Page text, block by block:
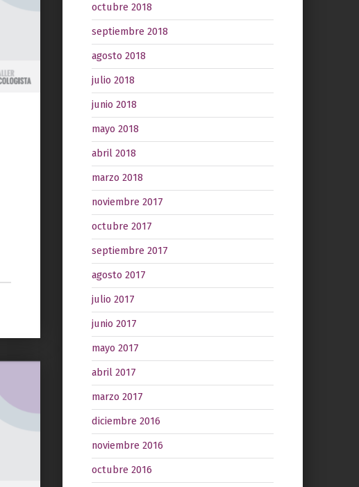
octubre 2018
septiembre 2018
agosto 2018
julio 2018
junio 2018
mayo 2018
abril 2018
marzo 2018
noviembre 2017
octubre 2017
septiembre 2017
agosto 2017
julio 2017
junio 2017
mayo 2017
abril 2017
marzo 2017
diciembre 2016
noviembre 2016
octubre 2016